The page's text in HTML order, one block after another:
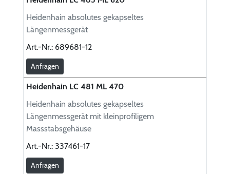
Heidenhain absolutes gekapseltes
Längenmessgerät
Art.-Nr.: 689681-12
Anfragen
Heidenhain LC 481 ML 470
Heidenhain absolutes gekapseltes
Längenmessgerät mit kleinprofiligem
Massstabsgehäuse
Art.-Nr.: 337461-17
Anfragen